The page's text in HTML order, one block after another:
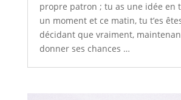
propre patron ; tu as une idée en
un moment et ce matin, tu t’es
décidant que vraiment,
donner ses chances …